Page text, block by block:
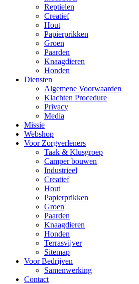
Reptielen
Creatief
Hout
Papierprikken
Groen
Paarden
Knaagdieren
Honden
Diensten
Algemene Voorwaarden
Klachten Procedure
Privacy
Media
Missie
Webshop
Voor Zorgverleners
Taak & Klusgroep
Camper bouwen
Industrieel
Creatief
Hout
Papierprikken
Groen
Paarden
Knaagdieren
Honden
Terrasvijver
Sitemap
Voor Bedrijven
Samenwerking
Contact